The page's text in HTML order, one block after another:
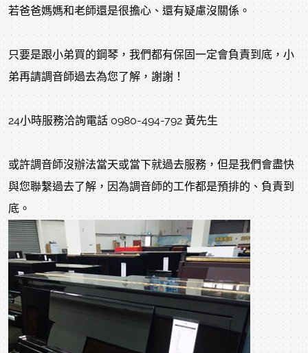
若爸爸媽媽和老師還是很擔心、還有疑慮沒關係。
只要是跟小弟買的鋼琴，我們都有保固一定會負責到底，小
弟再請調音師過去為您了解，謝謝！
24小時服務洽詢電話 0980-494-792 黃先生
或許調音師沒辦法當天或當下就過去服務，但是我們會盡快
與您聯繫過去了解，因為調音師的工作都是預排的、負責到
底。